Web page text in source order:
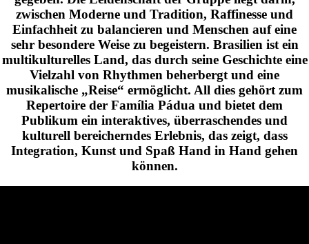
zwischen Moderne und Tradition, Raffinesse und
Einfachheit zu balancieren und Menschen auf eine
sehr besondere Weise zu begeistern. Brasilien ist ein
multikulturelles Land, das durch seine Geschichte eine
Vielzahl von Rhythmen beherbergt und eine
musikalische „Reise“ ermöglicht. All dies gehört zum
Repertoire der Família Pádua und bietet dem
Publikum ein interaktives, überraschendes und
kulturell bereicherndes Erlebnis, das zeigt, dass
Integration, Kunst und Spaß Hand in Hand gehen
können.